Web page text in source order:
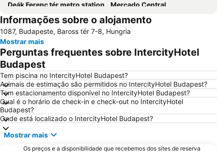
Deák Ferenc tér metro station
Mercado Central
Hungaroring
Aquaworld Budapest
Estação Ferroviária Nyugati Budapest
Erzsébetváros
Buda Castle
Buda Castle
Vorosmarty Square
Szechenyi Thermal Bath
Ponte das Correntes
Teatro de Ópera de Budapeste
Budapest Congress & World Trade Center
Pesterzsébet-Szabótelep
7th District
Ferenc Puskas Stadium
Gellérthegy
Örs vezér tere metro station
1st District
9th District
Informações sobre o alojamento
1087, Budapeste, Baross tér 7-8, Hungria
Mostrar mais
Perguntas frequentes sobre IntercityHotel
Budapest
Tem piscina no IntercityHotel Budapest?
Animais de estimação são permitidos no IntercityHotel Budapest?
Tem estacionamento disponível no IntercityHotel Budapest?
Qual é o horário de check-in e check-out no IntercityHotel
Budapest?
Onde está localizado o IntercityHotel Budapest?
Mostrar mais
Os preços e a disponibilidade que recebemos dos sites de reserva